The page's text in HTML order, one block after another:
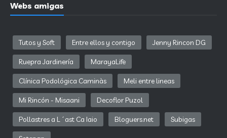
Webs amigas
Tutos y Soft Entre ellos y contigo Jenny Rincon DG
Ruepra Jardinería MarayaLife
Clínica Podológica Caminàs Meli entre lineas
Mi Rincón - Misaani Decoflor Puzol
Pollastres a L´ast Ca Iaio Bloguers.net Subigas